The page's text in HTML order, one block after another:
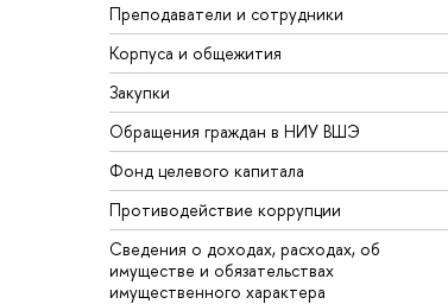
Преподаватели и сотрудники
Корпуса и общежития
Закупки
Обращения граждан в НИУ ВШЭ
Фонд целевого капитала
Противодействие коррупции
Сведения о доходах, расходах, об
имуществе и обязательствах
имущественного характера